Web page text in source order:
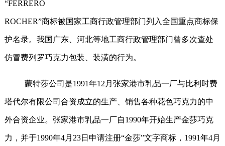
“FERRERO
ROCHER”商标被国家工商行政管理部门列入全国重点商标保
护名录。我国广东、河北等地工商行政管理部门曾多次查处
仿冒费列罗巧克力包装、装潢的行为。
蒙特莎公司是1991年12 月张家港市乳品一厂与比利时费
塔代尔有限公司合资成立的生产、销售各种花色巧克力的中
外合资企业。张家港市乳品一厂自1990年开始生产金莎巧克
力，并于1990年4月 23日申请注册“金莎”文字商标， 1991年4月